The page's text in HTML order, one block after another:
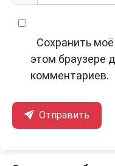
Сохранить
этом браузере
комментариев.
Отправить